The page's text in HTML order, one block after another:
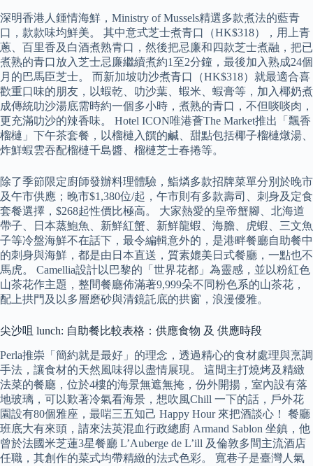
深明香港人鍾情海鮮，Ministry of Mussels精選多款煮法的藍青
口，款款味均鮮美。 其中意式芝士煮青口（HK$318），用上青
蔥、百里香及白酒煮熟青口，然後把忌廉和四款芝士煮融，把已
煮熟的青口放入芝士忌廉繼續煮約1至2分鐘，最後加入熟成24個
月的巴馬臣芝士。 而新加坡叻沙煮青口（HK$318）就最適合喜
歡重口味的朋友，以蝦乾、叻沙葉、蝦米、蝦膏等，加入椰奶煮
成傳統叻沙湯底需時約一個多小時，煮熟的青口，不但啖啖肉，
更充滿叻沙的辣香味。 Hotel ICON唯港薈The Market推出「飄香
榴槤」下午茶套餐，以榴槤入饌的鹹、甜點包括椰子榴槤燉湯、
炸鮮蝦雲吞配榴槤千島醬、榴槤芝士春捲等。
除了季節限定廚師發辦料理體驗，鮨燐多款招牌菜單分別於晚市
及午市供應；晚市$1,380位/起，午市則有多款壽司、刺身及定食
套餐選擇，$268起性價比極高。 大家熱愛的皇帝蟹腳、北海道
帶子、日本蒸鮑魚、新鮮紅蟹、新鮮龍蝦、海膽、虎蝦、三文魚
子等冷盤海鮮不在話下，最令編輯意外的，是港畔餐廳自助餐中
的刺身與海鮮，都是由日本直送，質素媲美日式餐廳，一點也不
馬虎。 Camellia設計以巴黎的「世界花都」為靈感，並以粉紅色
山茶花作主題，整間餐廳佈滿著9,999朵不同粉色系的山茶花，
配上拱門及以多層磨砂與清鏡託底的拱窗，浪漫優雅。
尖沙咀 lunch: 自助餐比較表格：供應食物 及 供應時段
Perla推崇「簡約就是最好」的理念，透過精心的食材處理與烹調
手法，讓食材的天然風味得以盡情展現。 這間主打燒烤及精緻
法菜的餐廳，位於4樓的海景無遮無掩，份外開揚，室內設有落
地玻璃，可以歎著冷氣看海景，想吹風Chill 一下的話，戶外花
園設有80個雅座，最啱三五知己 Happy Hour 來把酒談心！ 餐廳
班底大有來頭，請來法英混血行政總廚 Armand Sablon 坐鎮，他
曾於法國米芝蓮3星餐廳 L’Auberge de L’ill 及倫敦多間主流酒店
任職，其創作的菜式均帶精緻的法式色彩。 寬巷子是臺灣人氣